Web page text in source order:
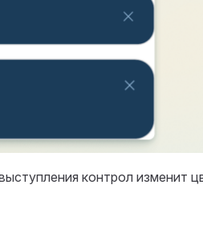
контрол изменит